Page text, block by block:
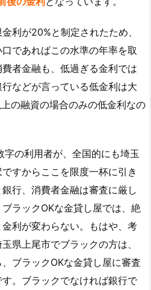
利が20%と制定されたため、
であればこの水準の年率を取
者金融も、低過ぎる金利では
などが言っている低金利は大
の融資の場合のみの低金利なの
の利用者が、全国的にも埼玉
すからここを限度一杯に引き
行、消費者金融は審査に厳し
ラックOKな金貸し屋では、絶
利が変わらない。もはや、考
県上尾市でブラックの方は、
ブラックOKな金貸し屋に審査
。ブラックでなければ銀行で